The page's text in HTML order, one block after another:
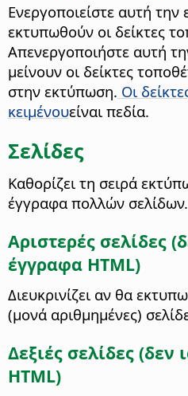
Ενεργοποιείστε αυτή την
εκτυπωθούν οι δείκτες
Απενεργοποιήστε αυτή
μείνουν οι δείκτες
στην εκτύπωση. Οι
κειμένουείναι πεδία.
Σελίδες
Καθορίζει τη σειρά
έγγραφα πολλών σελίδων.
Αριστερές σελίδες
έγγραφα HTML)
Διευκρινίζει αν θα
(μονά αριθμημένες)
Δεξιές σελίδες (δεν
HTML)